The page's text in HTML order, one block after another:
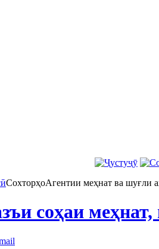
СохторҳоАгентии меҳнат ва шуғли
соҳаи